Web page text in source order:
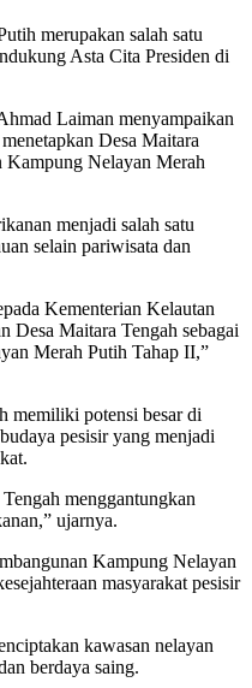
merupakan salah satu
Asta Cita Presiden di
Laiman menyampaikan
Desa Maitara
Kampung Nelayan Merah
menjadi salah satu
selain pariwisata dan
Kementerian Kelautan
Desa Maitara Tengah sebagai
Merah Putih Tahap II,”
memiliki potensi besar di
pesisir yang menjadi
menggantungkan
ujarnya.
Kampung Nelayan
masyarakat pesisir
kawasan nelayan
berdaya saing.